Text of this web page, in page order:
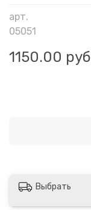
арт.
05051
1150.00 руб
Выбрать